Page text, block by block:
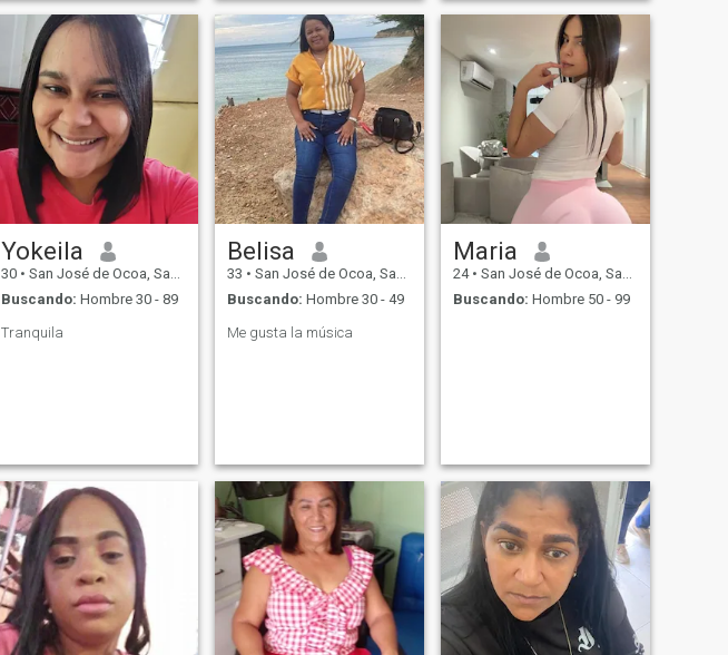
Yokeila
30 • San José de Ocoa, San José de Ocoa, Rep. Dominicana
Buscando: Hombre 30 - 89
Tranquila
Belisa
33 • San José de Ocoa, San José de Ocoa, Rep. Dominicana
Buscando: Hombre 30 - 49
Me gusta la música
Maria
24 • San José de Ocoa, San José de Ocoa, Rep. Dominicana
Buscando: Hombre 50 - 99